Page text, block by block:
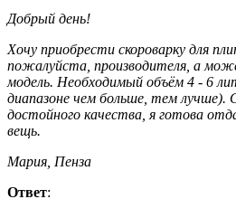
Добрый день!
Хочу приобрести скороварку для
пожалуйста, производителя, а
модель. Необходимый объём 4 - 6
диапазоне чем больше, тем лучше).
достойного качества, я готова
вещь.
Мария, Пенза
Ответ: